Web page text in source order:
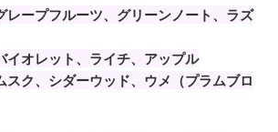
レープフルーツ、グリーンノート、ラズ
イオレット、ライチ、アップル
スク、シダーウッド、ウメ（プラムブロ